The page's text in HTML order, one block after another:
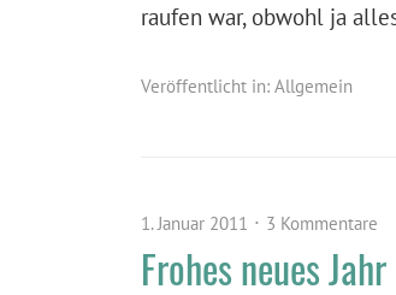
raufen war, obwohl ja
Veröffentlicht in: Allgemein
1. Januar 2011 3 Kommentare
Frohes neues